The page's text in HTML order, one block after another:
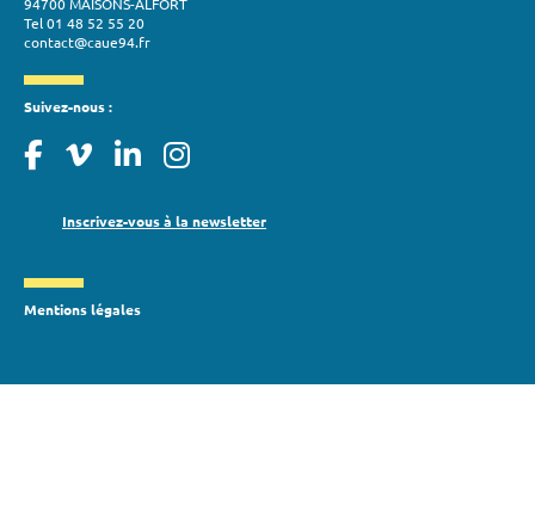
Tel 01 48 52 55 20
contact@caue94.fr
Suivez-nous :
Inscrivez-vous à la newsletter
Mentions légales